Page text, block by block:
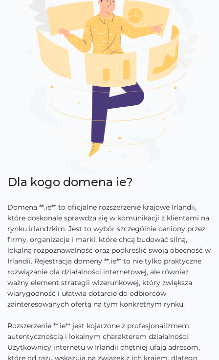
Dla kogo domena ie?
Domena **.ie** to oficjalne rozszerzenie krajowe Irlandii,
które doskonale sprawdza się w komunikacji z klientami na
rynku irlandzkim. Jest to wybór szczególnie ceniony przez
firmy, organizacje i marki, które chcą budować silną,
lokalną rozpoznawalność oraz podkreślić swoją obecność w
Irlandii. Rejestracja domeny **.ie** to nie tylko praktyczne
rozwiązanie dla działalności internetowej, ale również
ważny element strategii wizerunkowej, który zwiększa
wiarygodność i ułatwia dotarcie do odbiorców
zainteresowanych ofertą na tym konkretnym rynku.
Rozszerzenie **.ie** jest kojarzone z profesjonalizmem,
autentycznością i lokalnym charakterem działalności.
Użytkownicy internetu w Irlandii chętniej ufają adresom,
które od razu wskazują na związek z ich krajem, dlatego